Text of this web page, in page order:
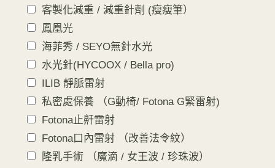
客製化減重 / 減重針劑 (瘦瘦筆）
鳳凰光
海菲秀 / SEYO無針水光
水光針(HYCOOX / Bella pro)
ILIB 靜脈雷射
私密處保養 （G動椅/ Fotona G緊雷射)
Fotona止鼾雷射
Fotona口內雷射 （改善法令紋）
隆乳手術 （魔滴 / 女王波 / 珍珠波）